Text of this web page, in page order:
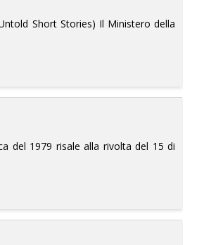
Short Stories) Il Ministero della
del 1979 risale alla rivolta del 15 di